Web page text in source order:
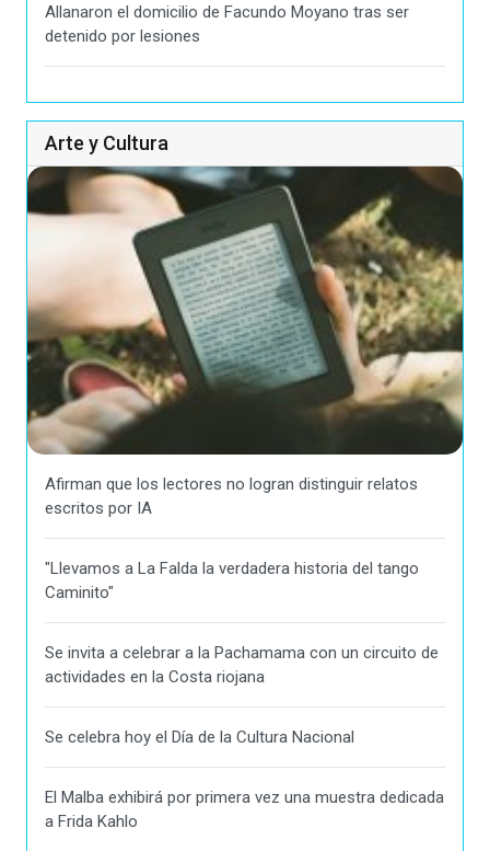
Allanaron el domicilio de Facundo Moyano tras ser
detenido por lesiones
Arte y Cultura
Afirman que los lectores no logran distinguir relatos
escritos por IA
"Llevamos a La Falda la verdadera historia del tango
Caminito"
Se invita a celebrar a la Pachamama con un circuito de
actividades en la Costa riojana
Se celebra hoy el Día de la Cultura Nacional
El Malba exhibirá por primera vez una muestra dedicada
a Frida Kahlo